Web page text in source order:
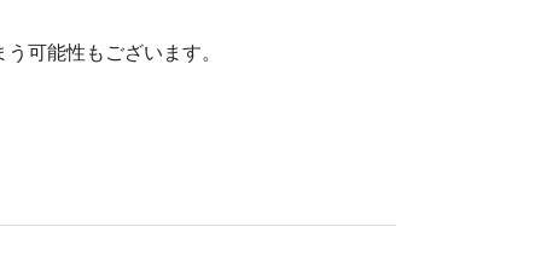
可能性もございます。